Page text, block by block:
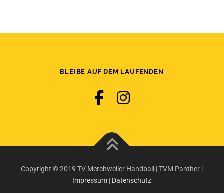
BLEIBE AUF DEM LAUFENDEN
Copyright © 2019 TV Merchweiler Handball | TVM Panther |
Impressum | Datenschutz